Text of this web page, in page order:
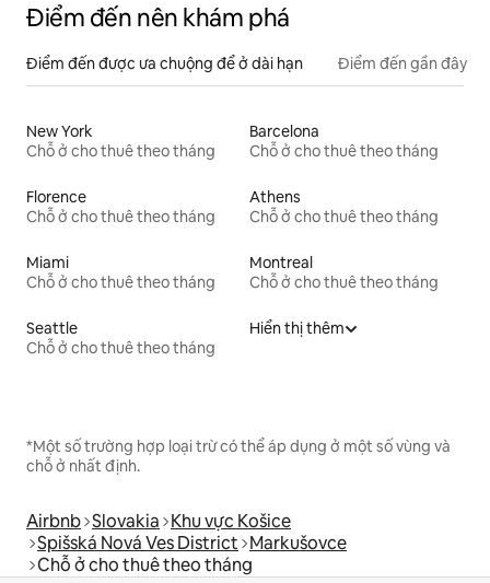
Điểm đến nên khám phá
Điểm đến được ưa chuộng để ở dài hạn Điểm đến gần đây
New York
Chỗ ở cho thuê theo tháng
Barcelona
Chỗ ở cho thuê theo tháng
Florence
Chỗ ở cho thuê theo tháng
Athens
Chỗ ở cho thuê theo tháng
Miami
Chỗ ở cho thuê theo tháng
Montreal
Chỗ ở cho thuê theo tháng
Seattle
Chỗ ở cho thuê theo tháng
Hiển thị thêm
*Một số trường hợp loại trừ có thể áp dụng ở một số vùng và
chỗ ở nhất định.
Airbnb Slovakia Khu vực Košice
Spišská Nová Ves District Markušovce
Chỗ ở cho thuê theo tháng